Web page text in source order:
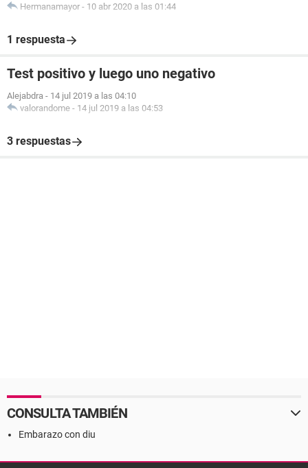
Hermanamayor - 10 abr 2020 a las 01:44
1 respuesta
Test positivo y luego uno negativo
Alejabdra - 14 jul 2019 a las 04:10
valorandome - 14 jul 2019 a las 04:53
3 respuestas
CONSULTA TAMBIÉN
Embarazo con diu